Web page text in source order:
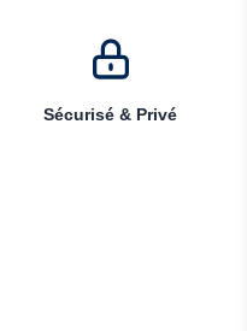
Sécurisé & Privé